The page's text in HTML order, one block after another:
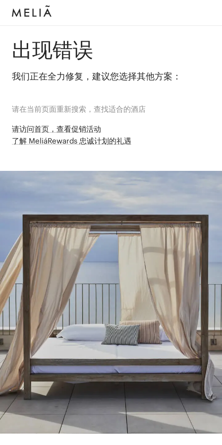
出现错误
我们正在全力修复，建议您选择其他方案：
请在当前页面重新搜索，查找适合的酒店
请访问首页，查看促销活动
了解 MeliáRewards 忠诚计划的礼遇